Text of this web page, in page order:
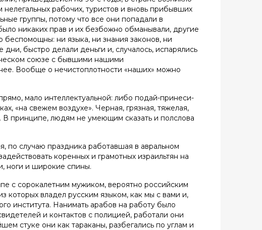
рабочих, туристов и вновь прибывших
группы, потому что все они попадали в
никаких прав и их безбожно обманывали, другие
ни языка, ни знания законов, ни
быстро делали деньги и, случалось, испарялись
союзе с бывшими нашими
Вообще о нечистоплотности «наших» можно
мало интеллектуальной: либо подай-принеси-
«на свежем воздухе». Черная, грязная, тяжелая,
В принципе, людям не умеющим сказать и полслова
по случаю праздника работавшая в авральном
коренных и грамотных израильтян на
ноги и широкие спины.
с сорокалетним мужиком, вероятно российским
которых владел русским языком, как мы с вами и,
института. Нанимать арабов на работу было
и контактов с полицией, работали они
стуке они как тараканы, разбегались по углам и